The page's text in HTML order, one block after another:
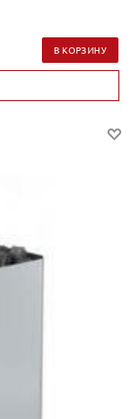
В КОРЗИНУ